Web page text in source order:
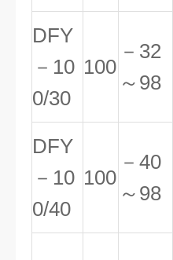
DFY
－10
0/30
100
－32
～98
DFY
－10
0/40
100
－40
～98